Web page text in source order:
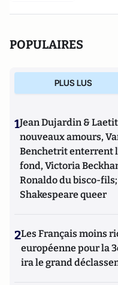
POPULAIRES
PLUS LUS
1Jean Dujardin &
nouveaux amours,
Benchetrit enterrent
fond, Victoria
Ronaldo du bisco-
Shakespeare queer
2Les Français moins
européenne pour la
ira le grand